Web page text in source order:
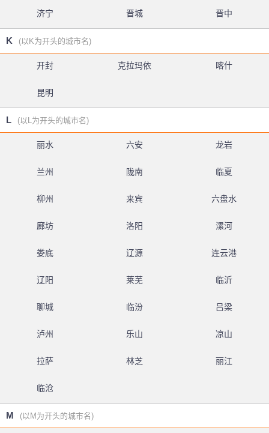
济宁 晋城 晋中
K (以K为开头的城市名)
开封 克拉玛依 喀什
昆明
L (以L为开头的城市名)
丽水 六安 龙岩
兰州 陇南 临夏
柳州 来宾 六盘水
廊坊 洛阳 漯河
娄底 辽源 连云港
辽阳 莱芜 临沂
聊城 临汾 吕梁
泸州 乐山 凉山
拉萨 林芝 丽江
临沧
M (以M为开头的城市名)